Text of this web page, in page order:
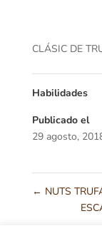
CLÁSIC DE
Habilidades
Publicado el
29 agosto,
← NUTS